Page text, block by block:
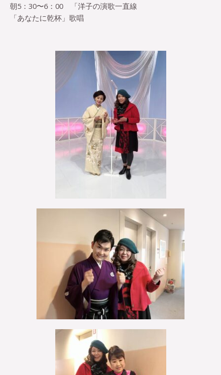
朝5：30〜6：00 「洋子の演歌一直線
「あなたに乾杯」歌唱